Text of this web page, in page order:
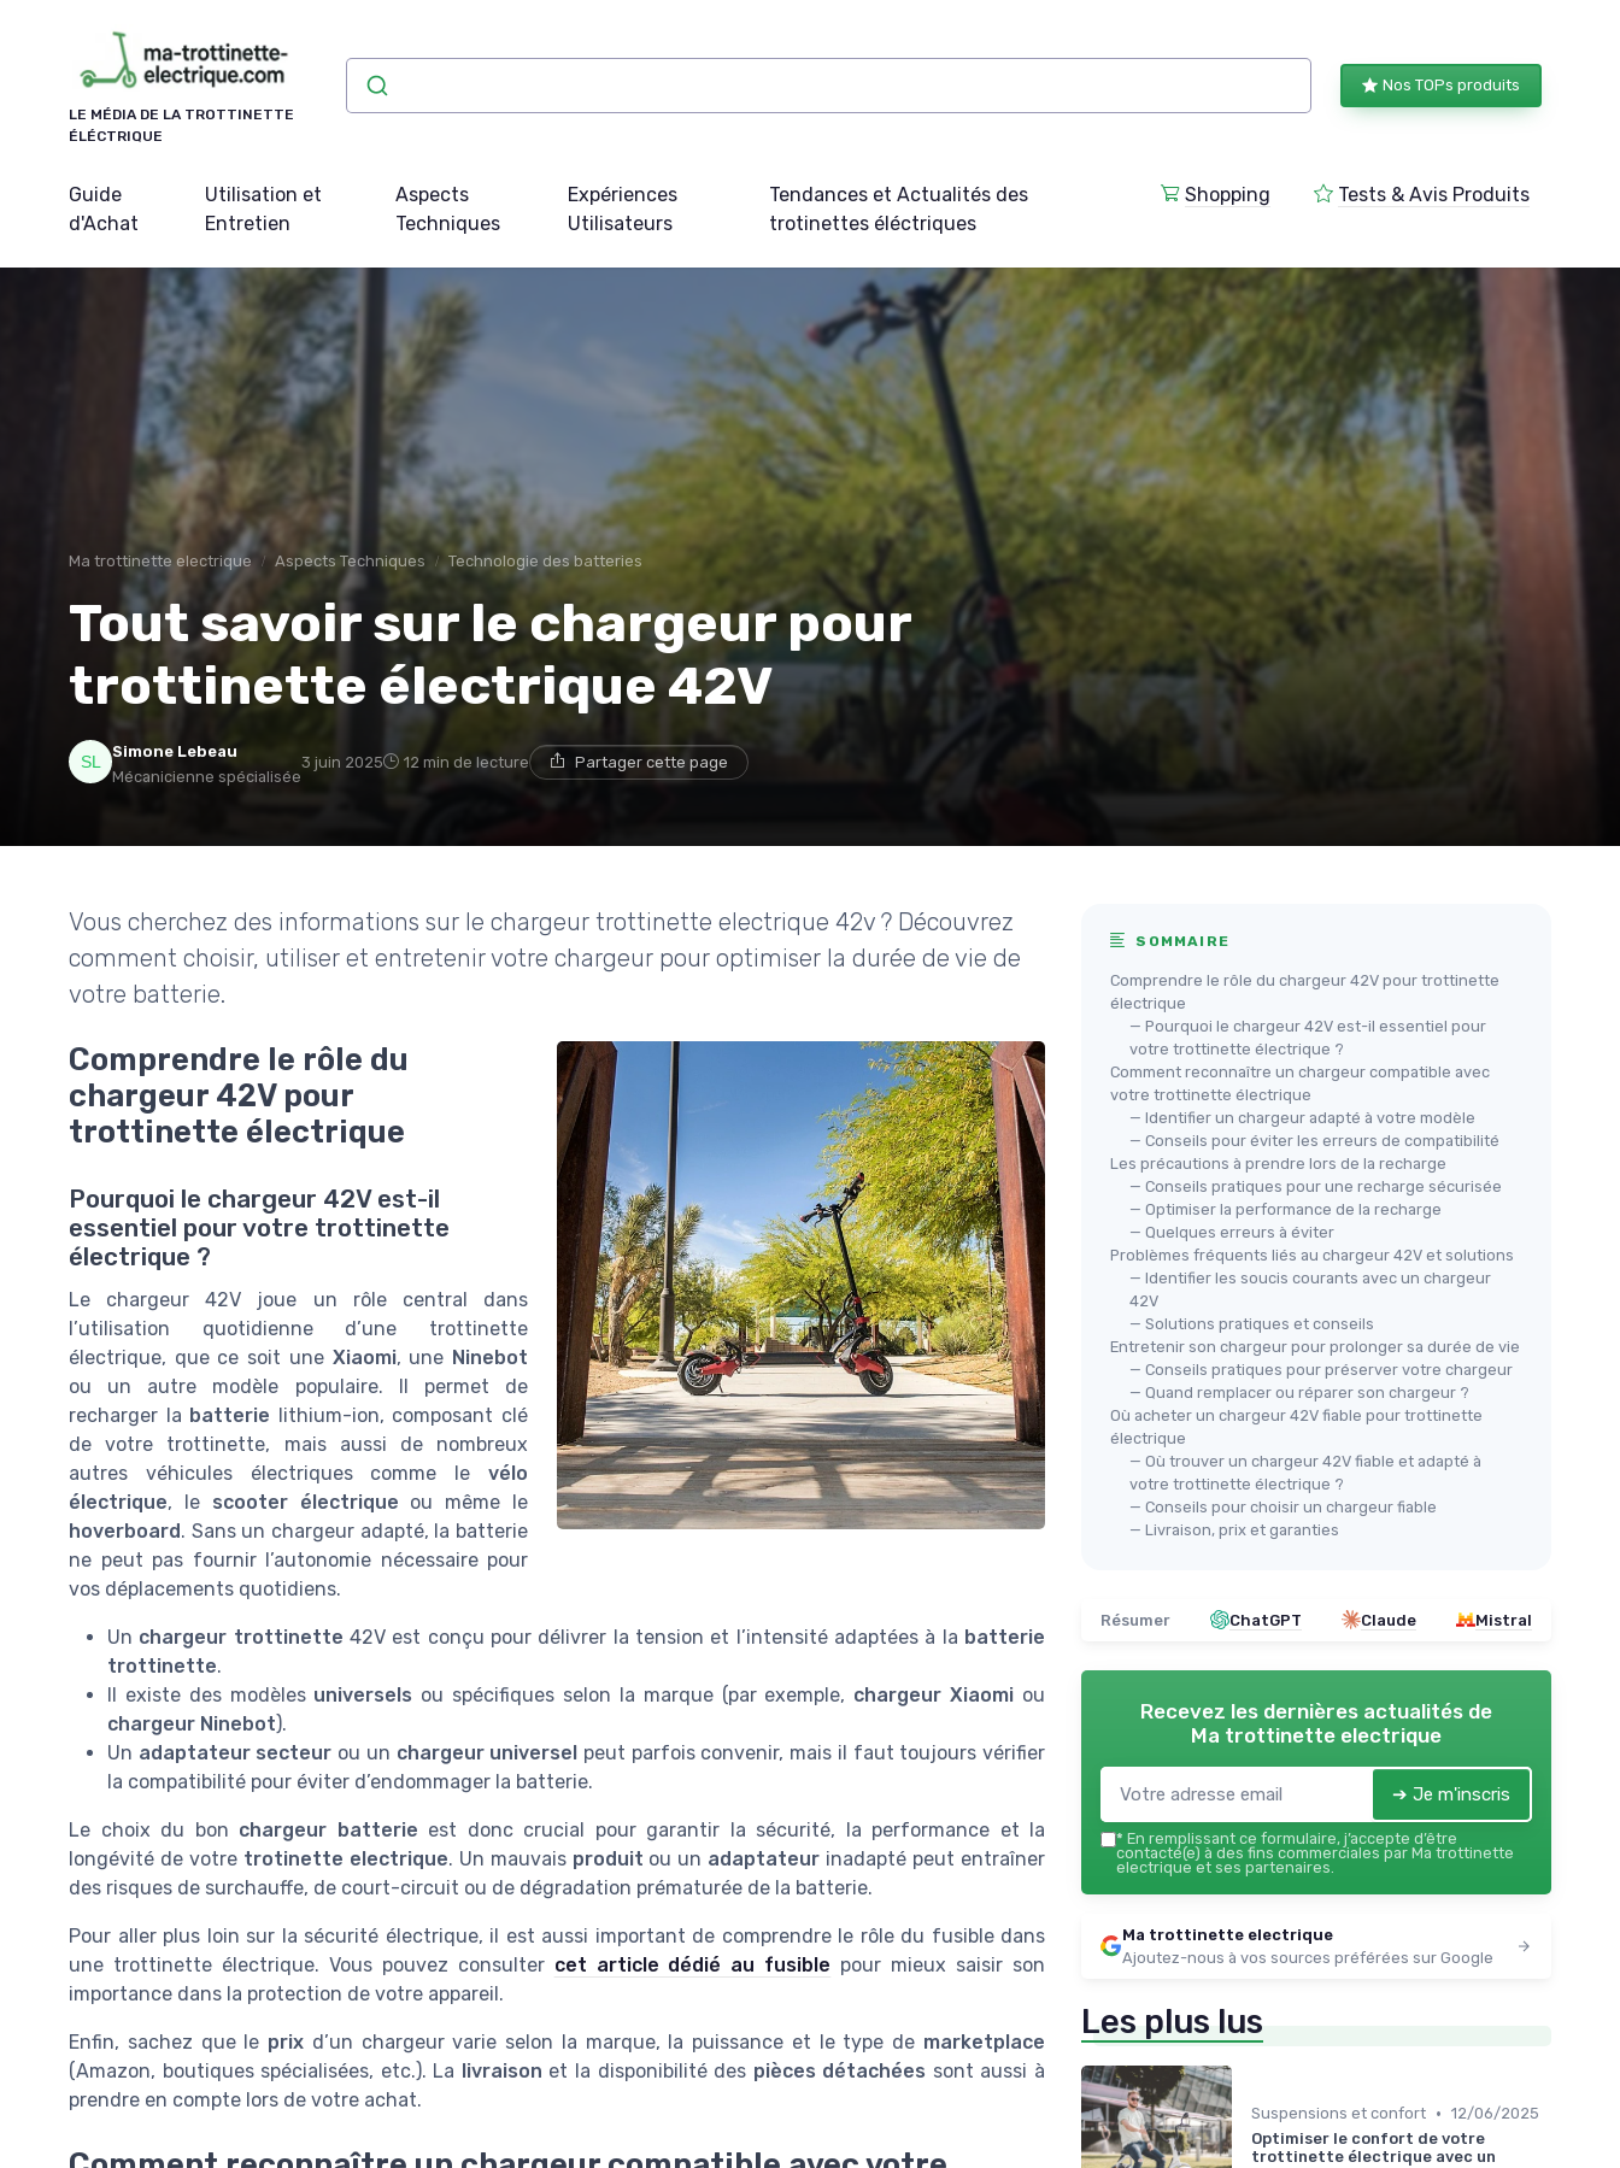
LE MÉDIA DE LA TROTTINETTE
ÉLÉCTRIQUE
Nos TOPs produits
Guide
d'Achat
Utilisation et
Entretien
Aspects
Techniques
Expériences
Utilisateurs
Tendances et Actualités des
trotinettes éléctriques
Shopping Tests & Avis Produits
Ma trottinette electrique Aspects Techniques Technologie des batteries
Tout savoir sur le chargeur pour
trottinette électrique 42V
Simone Lebeau
Mécanicienne spécialisée
3 juin 2025 12 min de lecture Partager cette page
Vous cherchez des informations sur le chargeur trottinette electrique 42v ? Découvrez
comment choisir, utiliser et entretenir votre chargeur pour optimiser la durée de vie de
votre batterie.
Comprendre le rôle du
chargeur 42V pour
trottinette électrique
Pourquoi le chargeur 42V est-il
essentiel pour votre trottinette
électrique ?
Le chargeur 42V joue un rôle central dans
l’utilisation quotidienne d’une trottinette
électrique, que ce soit une Xiaomi, une Ninebot
ou un autre modèle populaire. Il permet de
recharger la batterie lithium-ion, composant clé
de votre trottinette, mais aussi de nombreux
autres véhicules électriques comme le vélo
électrique, le scooter électrique ou même le
hoverboard. Sans un chargeur adapté, la batterie
ne peut pas fournir l’autonomie nécessaire pour
vos déplacements quotidiens.
Un chargeur trottinette 42V est conçu pour délivrer la tension et l’intensité adaptées à la batterie
trottinette.
Il existe des modèles universels ou spécifiques selon la marque (par exemple, chargeur Xiaomi ou
chargeur Ninebot).
Un adaptateur secteur ou un chargeur universel peut parfois convenir, mais il faut toujours vérifier
la compatibilité pour éviter d’endommager la batterie.
Le choix du bon chargeur batterie est donc crucial pour garantir la sécurité, la performance et la
longévité de votre trotinette electrique. Un mauvais produit ou un adaptateur inadapté peut entraîner
des risques de surchauffe, de court-circuit ou de dégradation prématurée de la batterie.
Pour aller plus loin sur la sécurité électrique, il est aussi important de comprendre le rôle du fusible dans
une trottinette électrique. Vous pouvez consulter cet article dédié au fusible pour mieux saisir son
importance dans la protection de votre appareil.
Enfin, sachez que le prix d’un chargeur varie selon la marque, la puissance et le type de marketplace
(Amazon, boutiques spécialisées, etc.). La livraison et la disponibilité des pièces détachées sont aussi à
prendre en compte lors de votre achat.
SOMMAIRE
Comprendre le rôle du chargeur 42V pour trottinette
électrique
— Pourquoi le chargeur 42V est-il essentiel pour
votre trottinette électrique ?
Comment reconnaître un chargeur compatible avec
votre trottinette électrique
— Identifier un chargeur adapté à votre modèle
— Conseils pour éviter les erreurs de compatibilité
Les précautions à prendre lors de la recharge
— Conseils pratiques pour une recharge sécurisée
— Optimiser la performance de la recharge
— Quelques erreurs à éviter
Problèmes fréquents liés au chargeur 42V et solutions
— Identifier les soucis courants avec un chargeur
42V
— Solutions pratiques et conseils
Entretenir son chargeur pour prolonger sa durée de vie
— Conseils pratiques pour préserver votre chargeur
— Quand remplacer ou réparer son chargeur ?
Où acheter un chargeur 42V fiable pour trottinette
électrique
— Où trouver un chargeur 42V fiable et adapté à
votre trottinette électrique ?
— Conseils pour choisir un chargeur fiable
— Livraison, prix et garanties
Résumer ChatGPT Claude Mistral
Recevez les dernières actualités de
Ma trottinette electrique
➔ Je m'inscris
* En remplissant ce formulaire, j’accepte d’être
contacté(e) à des fins commerciales par Ma trottinette
electrique et ses partenaires.
Ma trottinette electrique
Ajoutez-nous à vos sources préférées sur Google
Les plus lus
Suspensions et confort • 12/06/2025
Optimiser le confort de votre
trottinette électrique avec un